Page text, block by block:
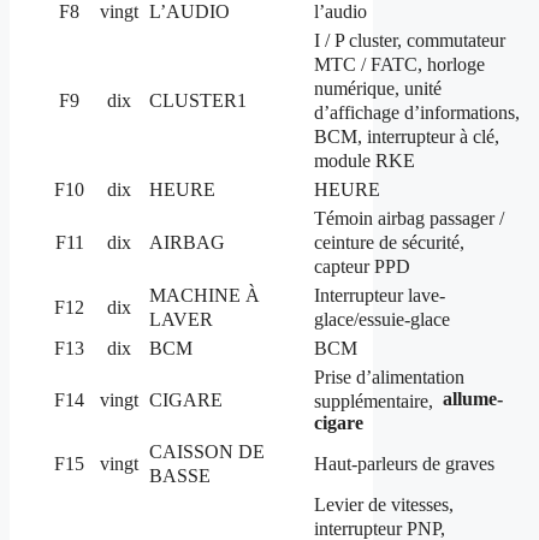
F8
vingt L’AUDIO l’audio
F9 dix CLUSTER1
I / P cluster, commutateur
MTC / FATC, horloge
numérique, unité
d’affichage d’informations,
BCM, interrupteur à clé,
module RKE
F10
dix HEURE HEURE
F11 dix AIRBAG
Témoin airbag passager /
ceinture de sécurité,
capteur PPD
F12 dix
MACHINE À
LAVER
Interrupteur lave-
glace/essuie-glace
F13
dix BCM BCM
F14 vingt CIGARE
Prise d’alimentation
supplémentaire, allume-
cigare
F15 vingt
CAISSON DE
BASSE
Haut-parleurs de graves
Levier de vitesses,
interrupteur PNP,